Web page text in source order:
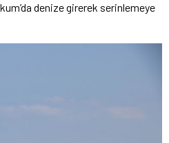
denize girerek serinlemeye